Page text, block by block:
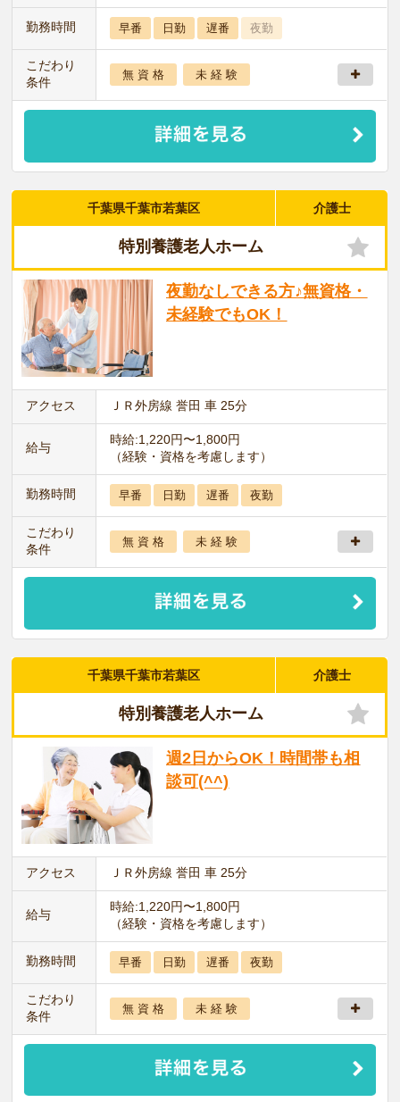
勤務時間 早番 日勤 遅番 夜勤
こだわり
条件
無 資 格 未 経 験
千葉県千葉市若葉区 介護士
特別養護老人ホーム
夜勤なしできる方♪無資格・
未経験でもOK！
アクセス ＪＲ外房線 誉田 車 25分
給与
時給:1,220円〜1,800円
（経験・資格を考慮します）
勤務時間 早番 日勤 遅番 夜勤
こだわり
条件
無 資 格 未 経 験
千葉県千葉市若葉区 介護士
特別養護老人ホーム
週2日からOK！時間帯も相
談可(^^)
アクセス ＪＲ外房線 誉田 車 25分
給与
時給:1,220円〜1,800円
（経験・資格を考慮します）
勤務時間 早番 日勤 遅番 夜勤
こだわり
条件
無 資 格 未 経 験